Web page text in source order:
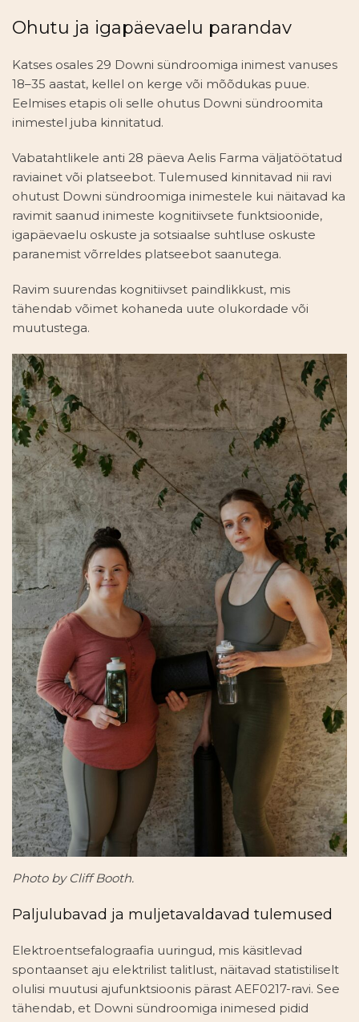
Ohutu ja igapäevaelu parandav
Katses osales 29 Downi sündroomiga inimest vanuses
18–35 aastat, kellel on kerge või mõõdukas puue.
Eelmises etapis oli selle ohutus Downi sündroomita
inimestel juba kinnitatud.
Vabatahtlikele anti 28 päeva Aelis Farma väljatöötatud
raviainet või platseebot. Tulemused kinnitavad nii ravi
ohutust Downi sündroomiga inimestele kui näitavad ka
ravimit saanud inimeste kognitiivsete funktsioonide,
igapäevaelu oskuste ja sotsiaalse suhtluse oskuste
paranemist võrreldes platseebot saanutega.
Ravim suurendas kognitiivset paindlikkust, mis
tähendab võimet kohaneda uute olukordade või
muutustega.
Photo by Cliff Booth.
Paljulubavad ja muljetavaldavad tulemused
Elektroentsefalograafia uuringud, mis käsitlevad
spontaanset aju elektrilist talitlust, näitavad statistiliselt
olulisi muutusi ajufunktsioonis pärast AEF0217-ravi. See
tähendab, et Downi sündroomiga inimesed pidid